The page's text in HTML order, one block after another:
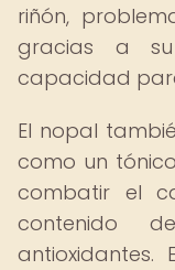
riñón,
gracias a
capacidad
El nopal
como un
combatir el
contenido
antioxidantes.